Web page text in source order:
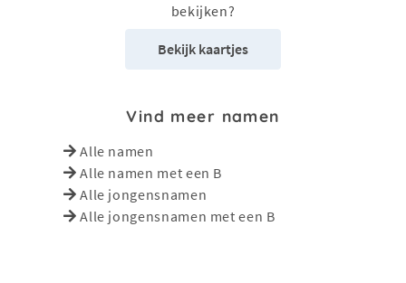
bekijken?
Bekijk kaartjes
Vind meer namen
Alle namen
Alle namen met een B
Alle jongensnamen
Alle jongensnamen met een B